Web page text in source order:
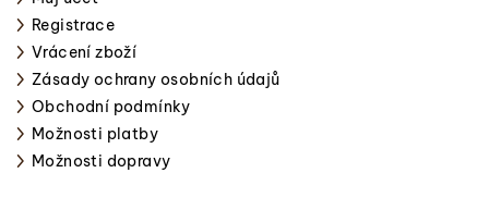
Registrace
Vrácení zboží
Zásady ochrany osobních údajů
Obchodní podmínky
Možnosti platby
Možnosti dopravy